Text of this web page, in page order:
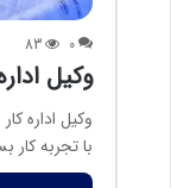
0
83
وکیل
وکیل اداره
با تجربه کار